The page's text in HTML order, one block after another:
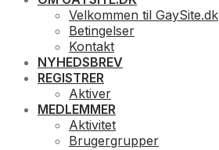
Velkommen til GaySite.dk
Betingelser
Kontakt
NYHEDSBREV
REGISTRER
Aktiver
MEDLEMMER
Aktivitet
Brugergrupper